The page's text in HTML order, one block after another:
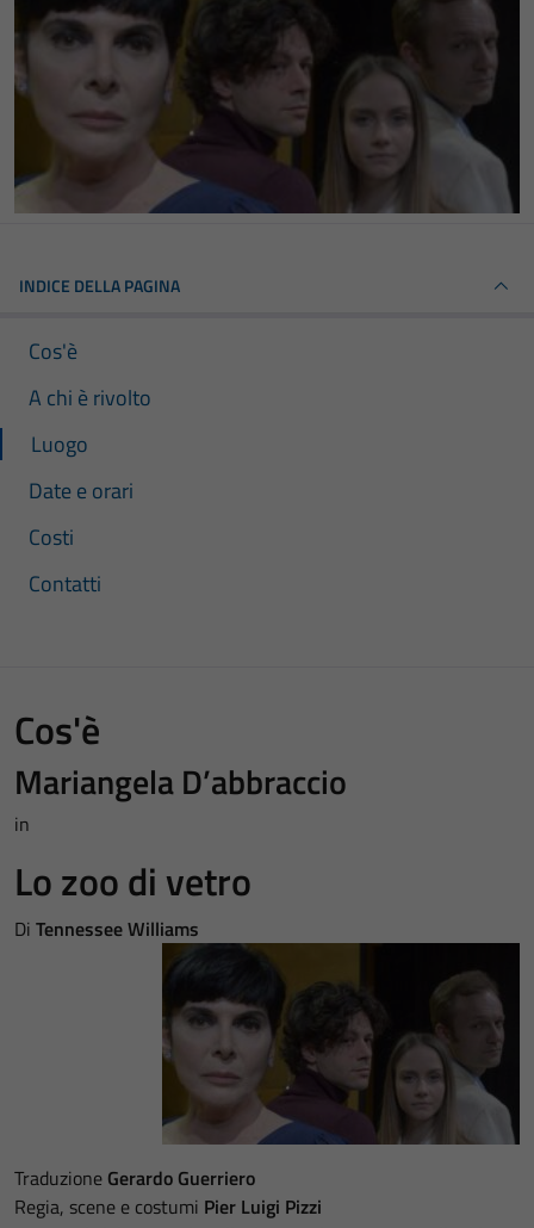
INDICE DELLA PAGINA
Cos'è
A chi è rivolto
Luogo
Date e orari
Costi
Contatti
Cos'è
Mariangela D’abbraccio
in
Lo zoo di vetro
Di Tennessee Williams
Traduzione Gerardo Guerriero
Regia, scene e costumi Pier Luigi Pizzi